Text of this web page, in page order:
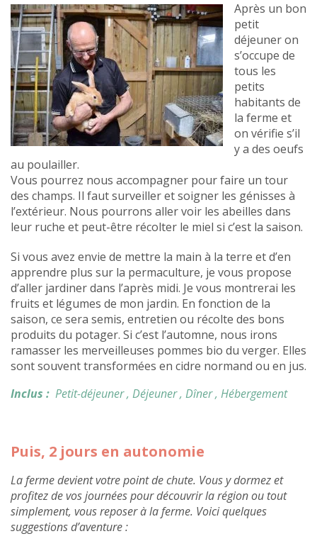
Après un bon
petit
déjeuner on
s’occupe de
tous les
petits
habitants de
la ferme et
on vérifie s’il
y a des oeufs
au poulailler.
Vous pourrez nous accompagner pour faire un tour
des champs. Il faut surveiller et soigner les génisses à
l’extérieur. Nous pourrons aller voir les abeilles dans
leur ruche et peut-être récolter le miel si c’est la saison.
Si vous avez envie de mettre la main à la terre et d’en
apprendre plus sur la permaculture, je vous propose
d’aller jardiner dans l’après midi. Je vous montrerai les
fruits et légumes de mon jardin. En fonction de la
saison, ce sera semis, entretien ou récolte des bons
produits du potager. Si c’est l’automne, nous irons
ramasser les merveilleuses pommes bio du verger. Elles
sont souvent transformées en cidre normand ou en jus.
Inclus : Petit-déjeuner, Déjeuner, Dîner, Hébergement
Puis, 2 jours en autonomie
La ferme devient votre point de chute. Vous y dormez et
profitez de vos journées pour découvrir la région ou tout
simplement, vous reposer à la ferme. Voici quelques
suggestions d’aventure :